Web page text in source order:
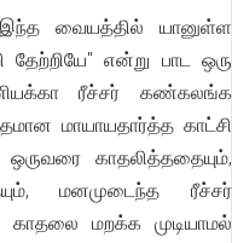
வையத்தில் யானுள்ள
என்று பாட ஒரு
ரீச்சர் கண்கலங்க
மாயாயதார்த்த காட்சி
காதலித்ததையும்,
மனமுடைந்த ரீச்சர்
காதலை மறக்க முடியாமல்